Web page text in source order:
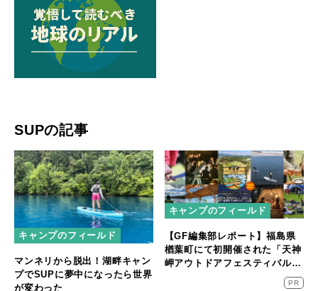
SUPの記事
キャンプのフィールド
マンネリから脱出！湖畔キャン
プでSUPに夢中になったら世界
が変わった
キャンプのフィールド
【GF編集部レポート】福島県
楢葉町にて初開催された「天神
岬アウトドアフェスティバル」
PR